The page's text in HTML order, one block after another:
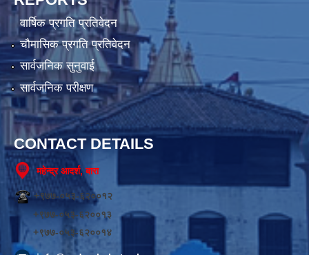
वार्षिक प्रगति प्रतिवेदन
चौमासिक प्रगति प्रतिवेदन
सार्वजनिक सुनुवाई
सार्वजनिक परीक्षण
CONTACT DETAILS
महेन्द्र आदर्श, बारा
+९७७-०५३-६२००१२
+९७७-०५३-६२००१३
+९७७-०५३-६२००१४